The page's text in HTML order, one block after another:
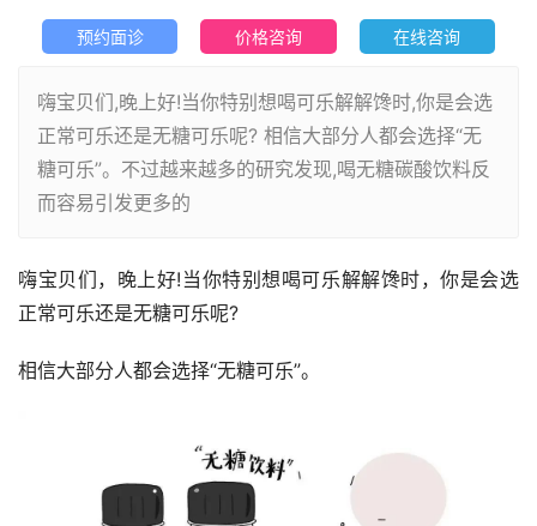
预约面诊 价格咨询 在线咨询
嗨宝贝们,晚上好!当你特别想喝可乐解解馋时,你是会选
正常可乐还是无糖可乐呢? 相信大部分人都会选择“无
糖可乐”。不过越来越多的研究发现,喝无糖碳酸饮料反
而容易引发更多的
嗨宝贝们，晚上好!当你特别想喝可乐解解馋时，你是会选
正常可乐还是无糖可乐呢?
相信大部分人都会选择“无糖可乐”。